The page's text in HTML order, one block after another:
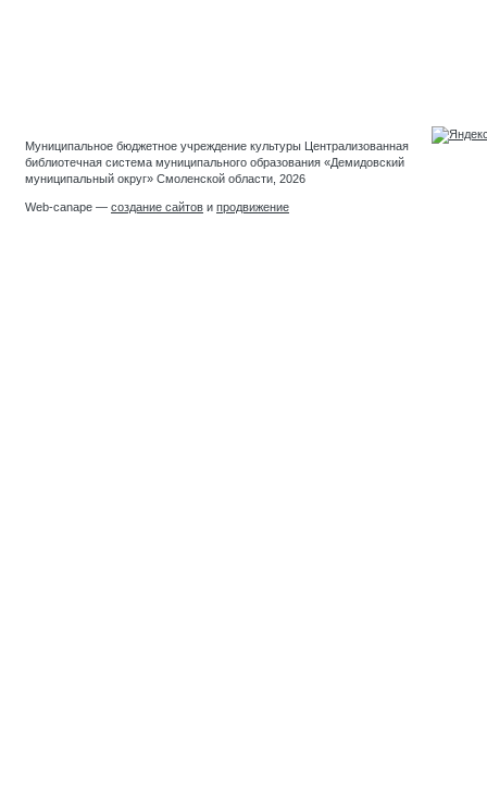
Муниципальное бюджетное учреждение культуры Централизованная
библиотечная система муниципального образования «Демидовский
муниципальный округ» Смоленской области, 2026
Web-canape — создание сайтов и продвижение